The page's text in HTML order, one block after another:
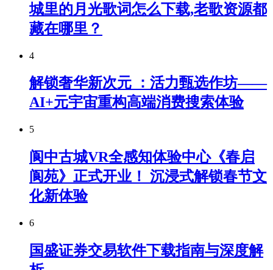
城里的月光歌词怎么下载,老歌资源都
藏在哪里？
4
解锁奢华新次元 ：活力甄选作坊——
AI+元宇宙重构高端消费搜索体验
5
阆中古城VR全感知体验中心《春启
阆苑》正式开业！ 沉浸式解锁春节文
化新体验
6
国盛证券交易软件下载指南与深度解